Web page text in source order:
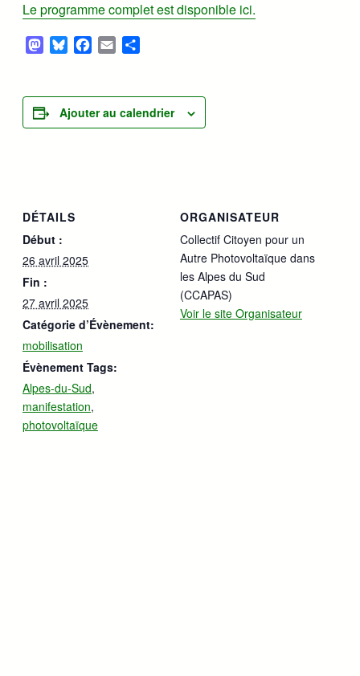
Le programme complet est disponible ici.
MastodonBlueskyFacebook
Email
Ajouter au calendrier
DÉTAILS
Début :
26 avril 2025
Fin :
27 avril 2025
Catégorie d’Évènement:
mobilisation
Évènement Tags:
Alpes-du-Sud,
manifestation,
photovoltaïque
ORGANISATEUR
Collectif Citoyen pour un
Autre Photovoltaïque dans
les Alpes du Sud
(CCAPAS)
Voir le site Organisateur